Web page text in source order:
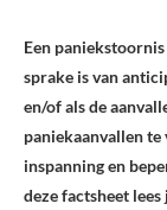
Een
sprake is van
en/of als de
paniekaanvallen
inspanning en
deze factsheet